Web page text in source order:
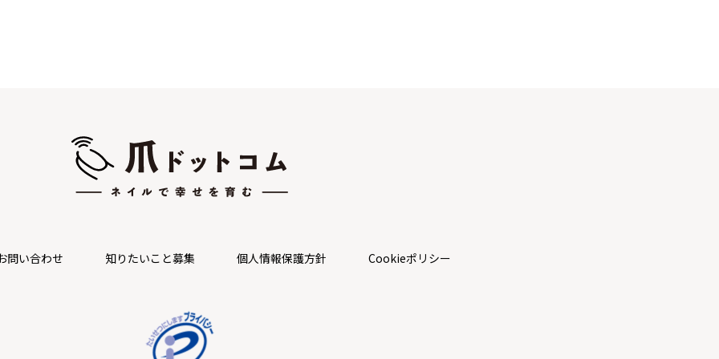
問い合わせ 知りたいこと募集 個人情報保護方針 Cookieポリシー